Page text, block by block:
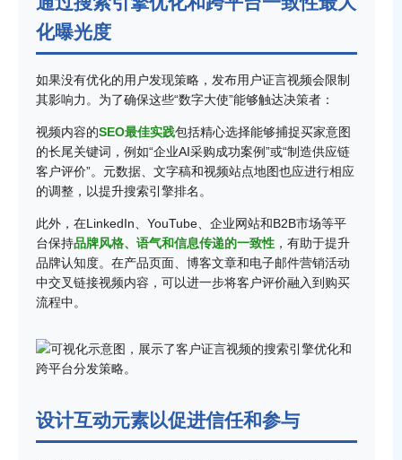
化曝光度
如果没有优化的用户发现策略，发布用户证言视频会限制
其影响力。为了确保这些“数字大使”能够触达决策者：
视频内容的SEO最佳实践包括精心选择能够捕捉买家意图
的长尾关键词，例如“企业AI采购成功案例”或“制造供应链
客户评价”。元数据、文字稿和视频站点地图也应进行相应
的调整，以提升搜索引擎排名。
此外，在LinkedIn、YouTube、企业网站和B2B市场等平
台保持品牌风格、语气和信息传递的一致性 ，有助于提升
品牌认知度。在产品页面、博客文章和电子邮件营销活动
中交叉链接视频内容，可以进一步将客户评价融入到购买
流程中。
设计互动元素以促进信任和参与